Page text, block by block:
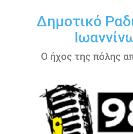
περιεχόμενοΔημοτικό
Ο ήχος της πόλης